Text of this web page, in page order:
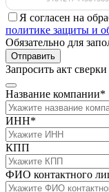
Я согласен на
политике защиты и
Обязательно для
Отправить
Запросить акт сверки
Название компании*
ИНН*
КПП
ФИО контактного